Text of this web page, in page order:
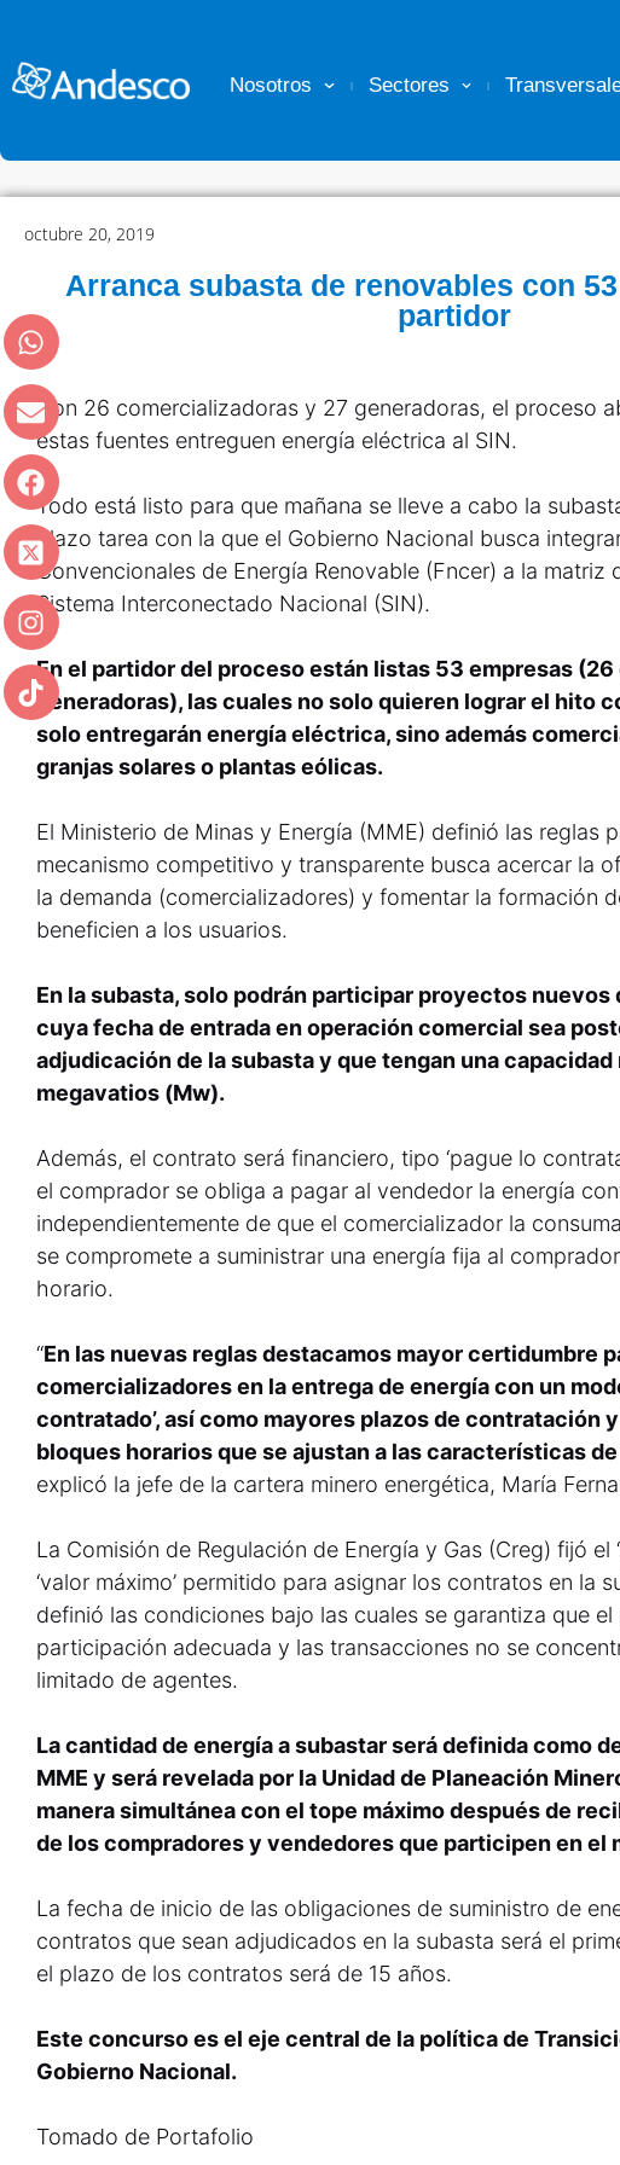
Nosotros Sectores
octubre 20, 2019
Arranca subasta de renovables con
partidor
Con 26 comercializadoras y 27 generadoras, el proceso
estas fuentes entreguen energía eléctrica al SIN.
Todo está listo para que mañana se lleve a cabo la
plazo tarea con la que el Gobierno Nacional busca
Convencionales de Energía Renovable (Fncer) a la matriz
Sistema Interconectado Nacional (SIN).
En el partidor del proceso están listas 53 empresas
generadoras), las cuales no solo quieren lograr el hito
solo entregarán energía eléctrica, sino además
granjas solares o plantas eólicas.
El Ministerio de Minas y Energía (MME) definió las reglas
mecanismo competitivo y transparente busca acercar la
la demanda (comercializadores) y fomentar la formación
beneficien a los usuarios.
En la subasta, solo podrán participar proyectos nuevos
cuya fecha de entrada en operación comercial sea
adjudicación de la subasta y que tengan una capacidad
megavatios (Mw).
Además, el contrato será financiero, tipo ‘pague lo
el comprador se obliga a pagar al vendedor la energía
independientemente de que el comercializador la
se compromete a suministrar una energía fija al
horario.
“En las nuevas reglas destacamos mayor certidumbre
comercializadores en la entrega de energía con un
contratado’, así como mayores plazos de contratación
bloques horarios que se ajustan a las características
explicó la jefe de la cartera minero energética, María
La Comisión de Regulación de Energía y Gas (Creg) fijó el
‘valor máximo’ permitido para asignar los contratos en la
definió las condiciones bajo las cuales se garantiza que
participación adecuada y las transacciones no se
limitado de agentes.
La cantidad de energía a subastar será definida como
MME y será revelada por la Unidad de Planeación
manera simultánea con el tope máximo después de
de los compradores y vendedores que participen en el
La fecha de inicio de las obligaciones de suministro de
contratos que sean adjudicados en la subasta será el
el plazo de los contratos será de 15 años.
Este concurso es el eje central de la política de
Gobierno Nacional.
Tomado de Portafolio